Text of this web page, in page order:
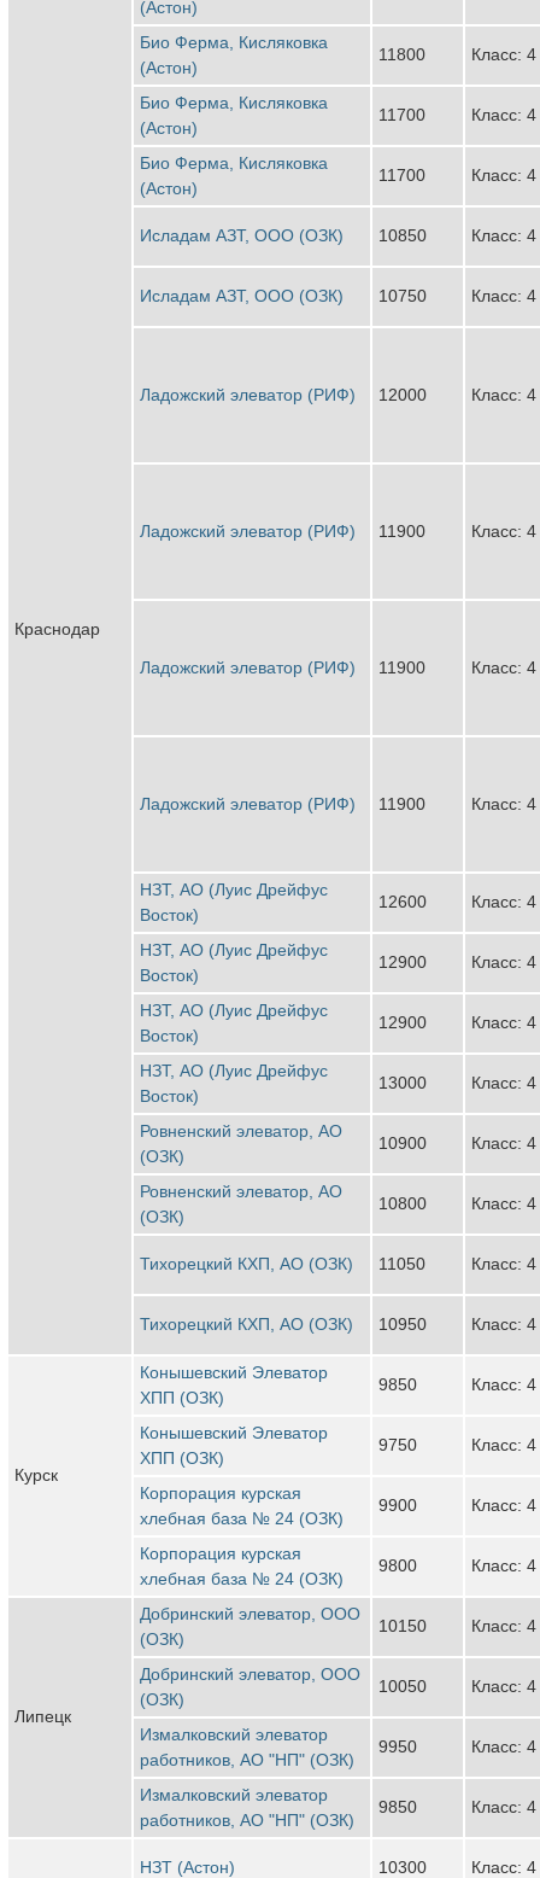
Краснодар
(Астон)
Био Ферма, Кисляковка
(Астон)
11800 Класс: 4
Био Ферма, Кисляковка
(Астон)
11700 Класс: 4
Био Ферма, Кисляковка
(Астон)
11700 Класс: 4
Исладам АЗТ, ООО (ОЗК) 10850 Класс: 4
Исладам АЗТ, ООО (ОЗК) 10750 Класс: 4
Ладожский элеватор (РИФ) 12000 Класс: 4
Ладожский элеватор (РИФ) 11900 Класс: 4
Ладожский элеватор (РИФ) 11900 Класс: 4
Ладожский элеватор (РИФ) 11900 Класс: 4
НЗТ, АО (Луис Дрейфус
Восток)
12600 Класс: 4
НЗТ, АО (Луис Дрейфус
Восток)
12900 Класс: 4
НЗТ, АО (Луис Дрейфус
Восток)
12900 Класс: 4
НЗТ, АО (Луис Дрейфус
Восток)
13000 Класс: 4
Ровненский элеватор, АО
(ОЗК)
10900 Класс: 4
Ровненский элеватор, АО
(ОЗК)
10800 Класс: 4
Тихорецкий КХП, АО (ОЗК) 11050 Класс: 4
Тихорецкий КХП, АО (ОЗК) 10950 Класс: 4
Курск
Конышевский Элеватор
ХПП (ОЗК)
9850 Класс: 4
Конышевский Элеватор
ХПП (ОЗК)
9750 Класс: 4
Корпорация курская
хлебная база № 24 (ОЗК)
9900 Класс: 4
Корпорация курская
хлебная база № 24 (ОЗК)
9800 Класс: 4
Липецк
Добринский элеватор, ООО
(ОЗК)
10150 Класс: 4
Добринский элеватор, ООО
(ОЗК)
10050 Класс: 4
Измалковский элеватор
работников, АО "НП" (ОЗК)
9950 Класс: 4
Измалковский элеватор
работников, АО "НП" (ОЗК)
9850 Класс: 4
НЗТ (Астон) 10300 Класс: 4